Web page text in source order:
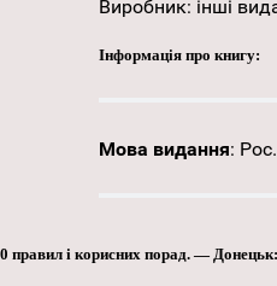
Виробник: інші
Інформація про книгу:
Мова видання: Рос.
правил і корисних порад. —